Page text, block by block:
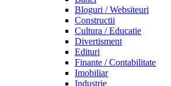
Bloguri / Websiteuri
Constructii
Cultura / Educatie
Divertisment
Edituri
Finante / Contabilitate
Imobiliar
Industrie